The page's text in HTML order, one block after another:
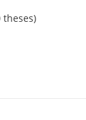
theses)